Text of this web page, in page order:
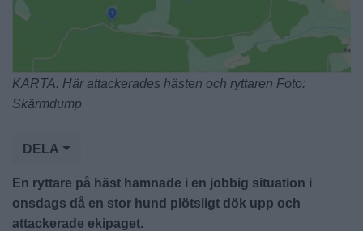
KARTA. Här attackerades hästen och ryttaren Foto:
Skärmdump
DELA
En ryttare på häst hamnade i en jobbig situation i
onsdags då en stor hund plötsligt dök upp och
attackerade ekipaget.